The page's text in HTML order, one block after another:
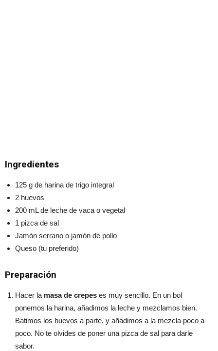
Ingredientes
125 g de harina de trigo integral
2 huevos
200 mL de leche de vaca o vegetal
1 pizca de sal
Jamón serrano o jamón de pollo
Queso (tu preferido)
Preparación
Hacer la masa de crepes es muy sencillo. En un bol
ponemos la harina, añadimos la leche y mezclamos bien.
Batimos los huevos a parte, y añadimos a la mezcla poco a
poco. No te olvides de poner una pizca de sal para darle
sabor.